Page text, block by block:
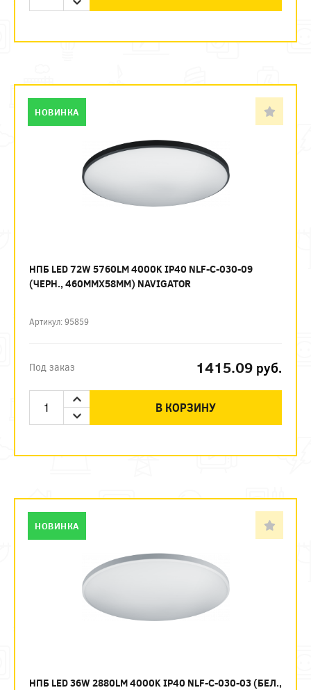
НПБ LED 72W 5760LM 4000K IP40 NLF-C-030-09
(ЧЕРН., 460ММХ58ММ) NAVIGATOR
Артикул: 95859
Под заказ 1415.09 руб.
В КОРЗИНУ
НОВИНКА
НПБ LED 36W 2880LM 4000K IP40 NLF-C-030-03 (БЕЛ.,
НОВИНКА